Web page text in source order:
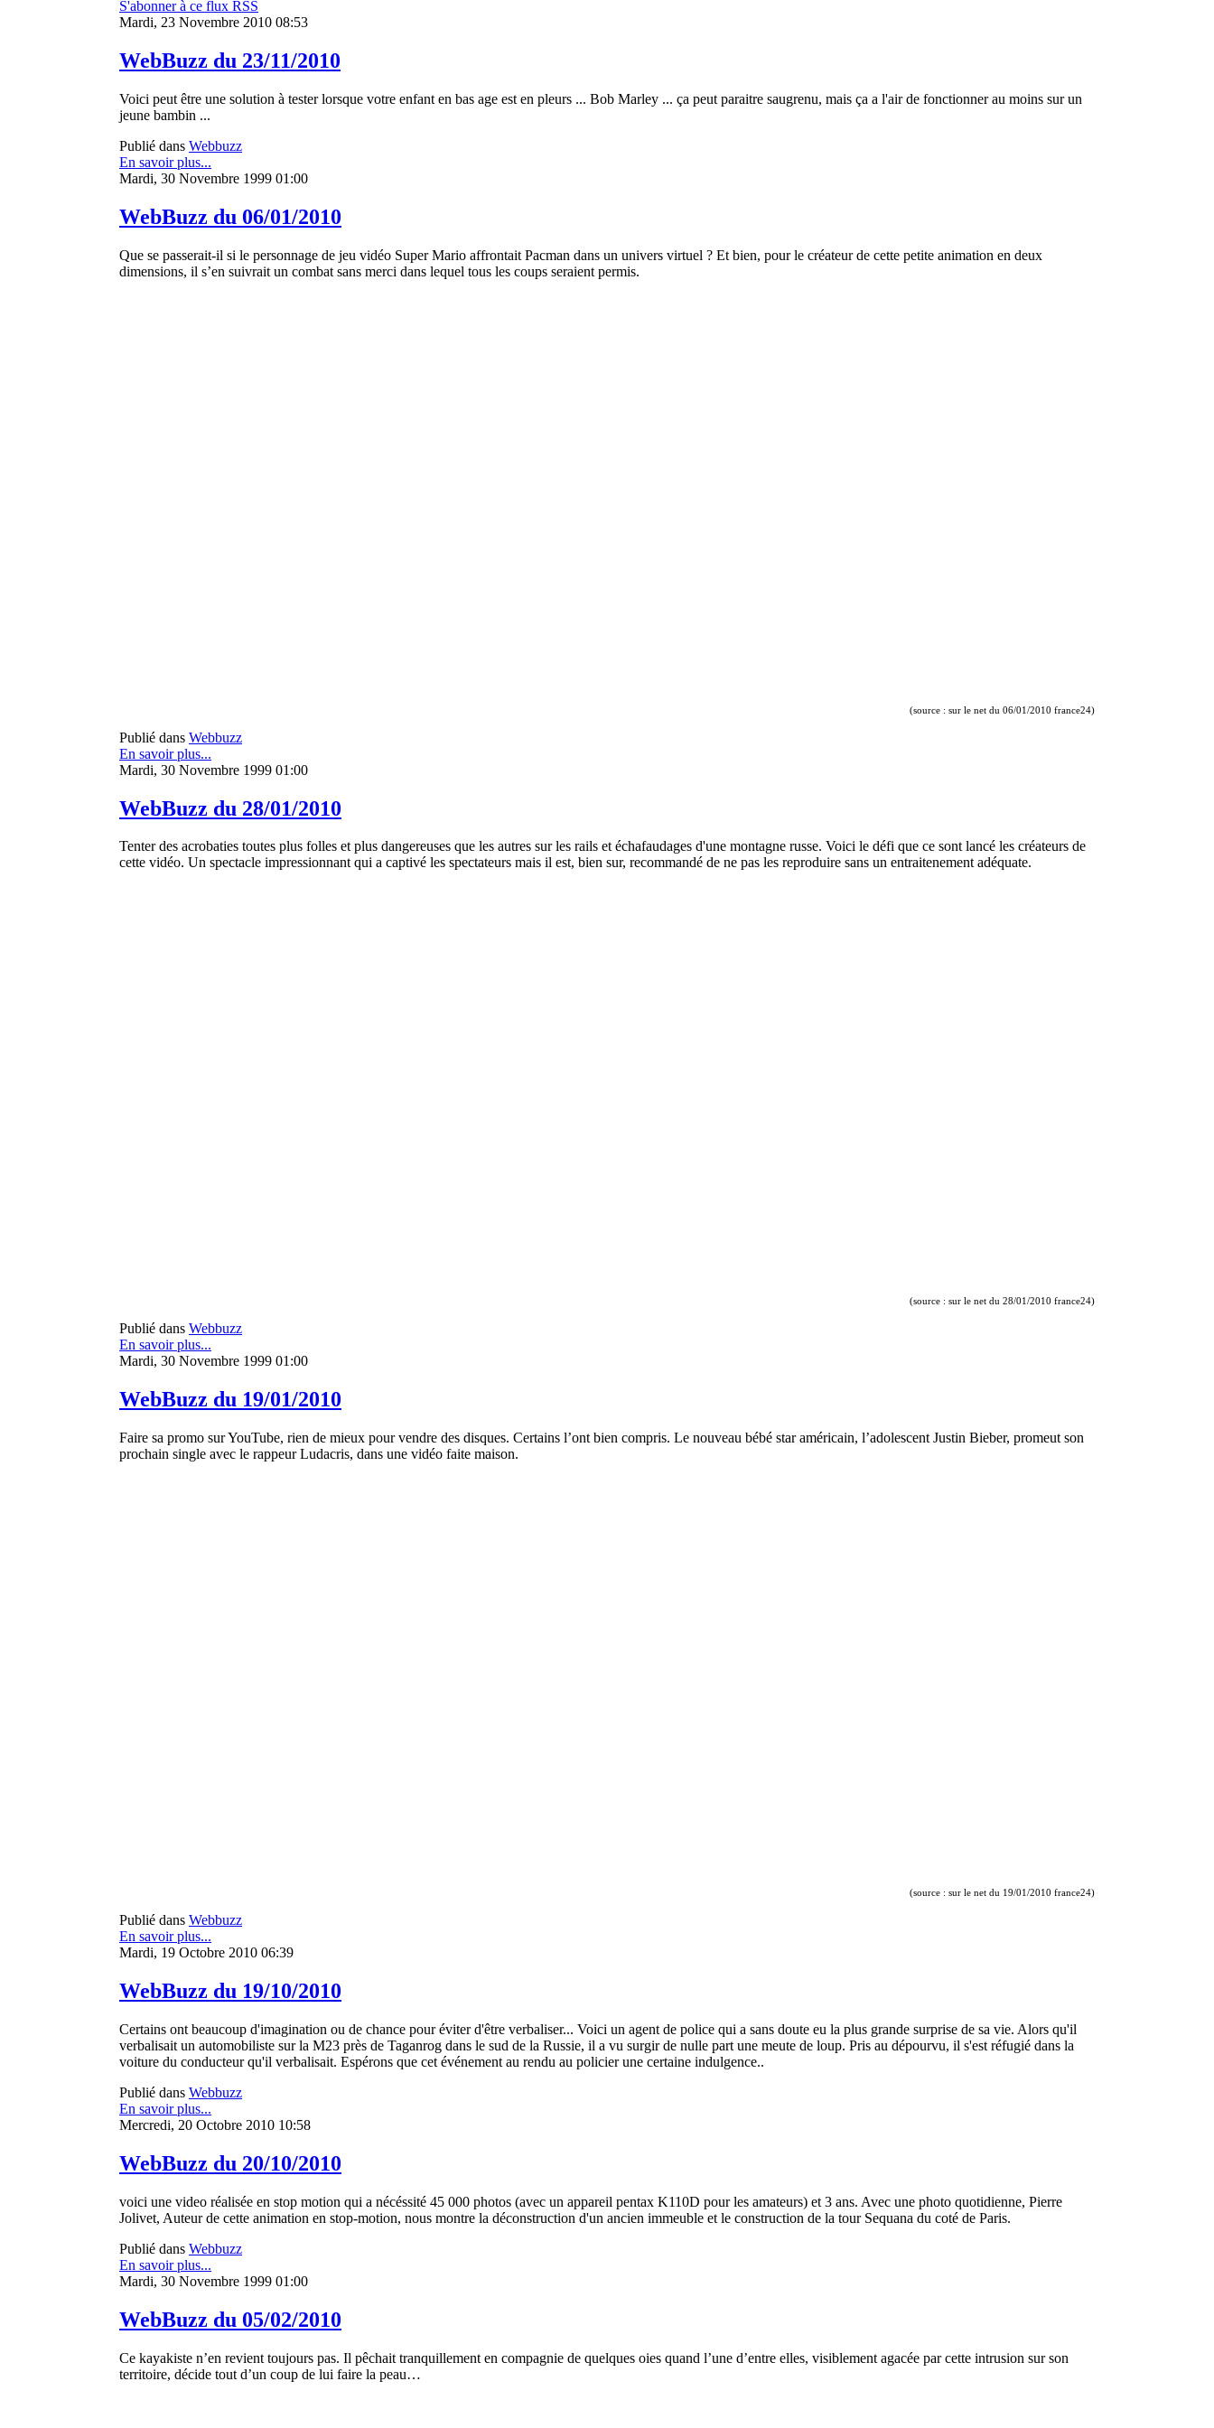
S'abonner à ce flux RSS
Mardi, 23 Novembre 2010 08:53
WebBuzz du 23/11/2010
Voici peut être une solution à tester lorsque votre enfant en bas age est en pleurs ... Bob Marley ... ça peut paraitre saugrenu, mais ça a l'air de fonctionner au moins sur un
jeune bambin ...
Publié dans Webbuzz
En savoir plus...
Mardi, 30 Novembre 1999 01:00
WebBuzz du 06/01/2010
Que se passerait-il si le personnage de jeu vidéo Super Mario affrontait Pacman dans un univers virtuel ? Et bien, pour le créateur de cette petite animation en deux
dimensions, il s’en suivrait un combat sans merci dans lequel tous les coups seraient permis.
(source : sur le net du 06/01/2010 france24)
Publié dans Webbuzz
En savoir plus...
Mardi, 30 Novembre 1999 01:00
WebBuzz du 28/01/2010
Tenter des acrobaties toutes plus folles et plus dangereuses que les autres sur les rails et échafaudages d'une montagne russe. Voici le défi que ce sont lancé les créateurs de
cette vidéo. Un spectacle impressionnant qui a captivé les spectateurs mais il est, bien sur, recommandé de ne pas les reproduire sans un entraitenement adéquate.
(source : sur le net du 28/01/2010 france24)
Publié dans Webbuzz
En savoir plus...
Mardi, 30 Novembre 1999 01:00
WebBuzz du 19/01/2010
Faire sa promo sur YouTube, rien de mieux pour vendre des disques. Certains l’ont bien compris. Le nouveau bébé star américain, l’adolescent Justin Bieber, promeut son
prochain single avec le rappeur Ludacris, dans une vidéo faite maison.
(source : sur le net du 19/01/2010 france24)
Publié dans Webbuzz
En savoir plus...
Mardi, 19 Octobre 2010 06:39
WebBuzz du 19/10/2010
Certains ont beaucoup d'imagination ou de chance pour éviter d'être verbaliser... Voici un agent de police qui a sans doute eu la plus grande surprise de sa vie. Alors qu'il
verbalisait un automobiliste sur la M23 près de Taganrog dans le sud de la Russie, il a vu surgir de nulle part une meute de loup. Pris au dépourvu, il s'est réfugié dans la
voiture du conducteur qu'il verbalisait. Espérons que cet événement au rendu au policier une certaine indulgence..
Publié dans Webbuzz
En savoir plus...
Mercredi, 20 Octobre 2010 10:58
WebBuzz du 20/10/2010
voici une video réalisée en stop motion qui a nécéssité 45 000 photos (avec un appareil pentax K110D pour les amateurs) et 3 ans. Avec une photo quotidienne, Pierre
Jolivet, Auteur de cette animation en stop-motion, nous montre la déconstruction d'un ancien immeuble et le construction de la tour Sequana du coté de Paris.
Publié dans Webbuzz
En savoir plus...
Mardi, 30 Novembre 1999 01:00
WebBuzz du 05/02/2010
Ce kayakiste n’en revient toujours pas. Il pêchait tranquillement en compagnie de quelques oies quand l’une d’entre elles, visiblement agacée par cette intrusion sur son
territoire, décide tout d’un coup de lui faire la peau…